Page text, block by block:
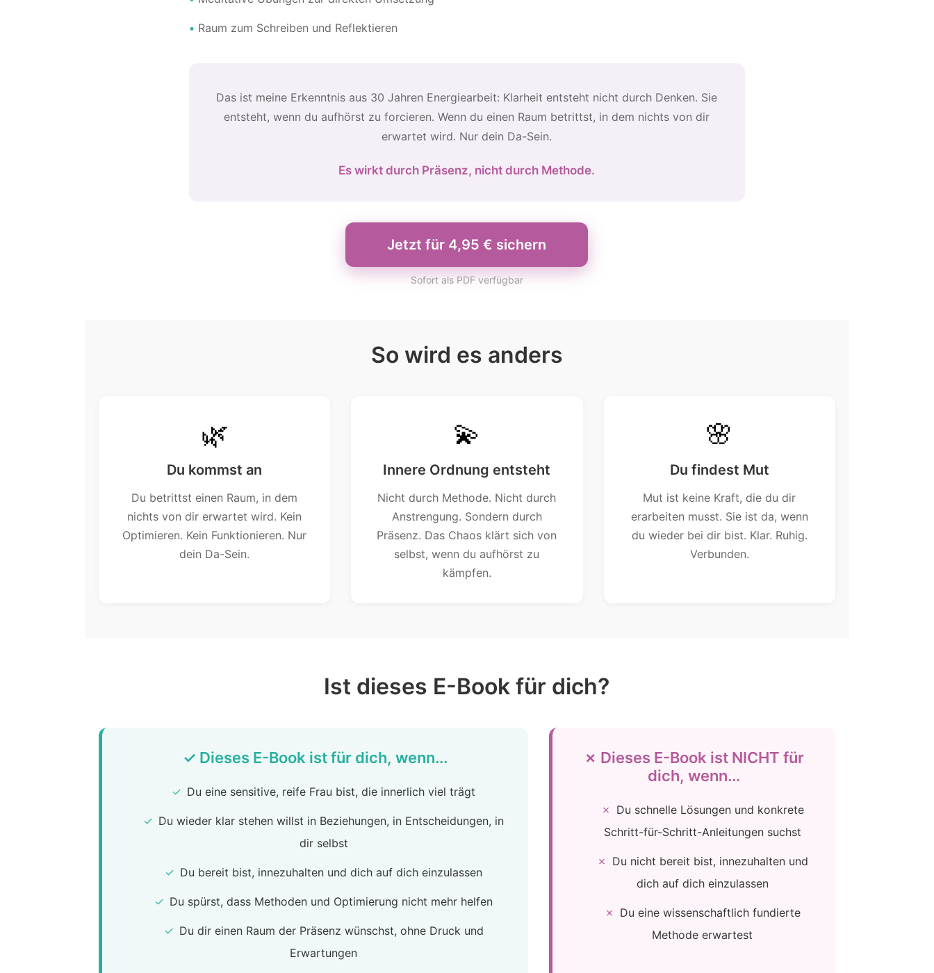
• Raum zum Schreiben und Reflektieren
Das ist meine Erkenntnis aus 30 Jahren Energiearbeit: Klarheit entsteht nicht durch Denken. Sie
entsteht, wenn du aufhörst zu forcieren. Wenn du einen Raum betrittst, in dem nichts von dir
erwartet wird. Nur dein Da-Sein.
Es wirkt durch Präsenz, nicht durch Methode.
Jetzt für 4,95 € sichern
Sofort als PDF verfügbar
So wird es anders
🌿
Du kommst an
Du betrittst einen Raum, in dem
nichts von dir erwartet wird. Kein
Optimieren. Kein Funktionieren. Nur
dein Da-Sein.
💫
Innere Ordnung entsteht
Nicht durch Methode. Nicht durch
Anstrengung. Sondern durch
Präsenz. Das Chaos klärt sich von
selbst, wenn du aufhörst zu
kämpfen.
🌸
Du findest Mut
Mut ist keine Kraft, die du dir
erarbeiten musst. Sie ist da, wenn
du wieder bei dir bist. Klar. Ruhig.
Verbunden.
Ist dieses E-Book für dich?
✓ Dieses E-Book ist für dich, wenn...
✓ Du eine sensitive, reife Frau bist, die innerlich viel trägt
✓ Du wieder klar stehen willst in Beziehungen, in Entscheidungen, in
dir selbst
✓ Du bereit bist, innezuhalten und dich auf dich einzulassen
✓ Du spürst, dass Methoden und Optimierung nicht mehr helfen
✓ Du dir einen Raum der Präsenz wünschst, ohne Druck und
Erwartungen
✗ Dieses E-Book ist NICHT für
dich, wenn...
✗ Du schnelle Lösungen und konkrete
Schritt-für-Schritt-Anleitungen suchst
✗ Du nicht bereit bist, innezuhalten und
dich auf dich einzulassen
✗ Du eine wissenschaftlich fundierte
Methode erwartest